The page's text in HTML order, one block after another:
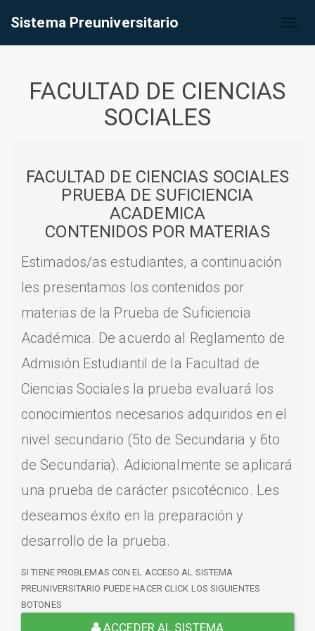
Sistema Preuniversitario
FACULTAD DE CIENCIAS
SOCIALES
FACULTAD DE CIENCIAS SOCIALES
PRUEBA DE SUFICIENCIA
ACADEMICA
CONTENIDOS POR MATERIAS
Estimados/as estudiantes, a continuación
les presentamos los contenidos por
materias de la Prueba de Suficiencia
Académica. De acuerdo al Reglamento de
Admisión Estudiantil de la Facultad de
Ciencias Sociales la prueba evaluará los
conocimientos necesarios adquiridos en el
nivel secundario (5to de Secundaria y 6to
de Secundaria). Adicionalmente se aplicará
una prueba de carácter psicotécnico. Les
deseamos éxito en la preparación y
desarrollo de la prueba.
SI TIENE PROBLEMAS CON EL ACCESO AL SISTEMA
PREUNIVERSITARIO PUEDE HACER CLICK LOS SIGUIENTES
BOTONES
ACCEDER AL SISTEMA